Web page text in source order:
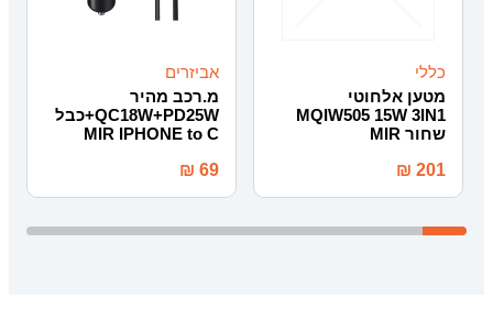
כללי
מטען אלחוטי
MQIW505 15W 3IN1
שחור MIR
₪ 201
אביזרים
מ.רכב מהיר
QC18W+PD25W+כבל
MIR IPHONE to C
₪ 69